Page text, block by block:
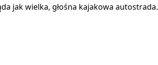
jak wielka, głośna kajakowa autostrada.